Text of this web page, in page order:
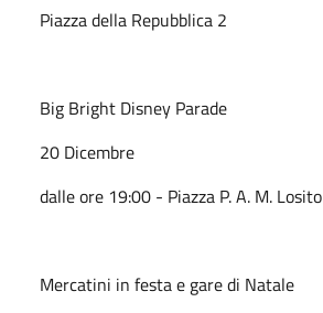
Piazza della Repubblica 2
Big Bright Disney Parade
20 Dicembre
dalle ore 19:00 - Piazza P. A. M. Losito
Mercatini in festa e gare di Natale